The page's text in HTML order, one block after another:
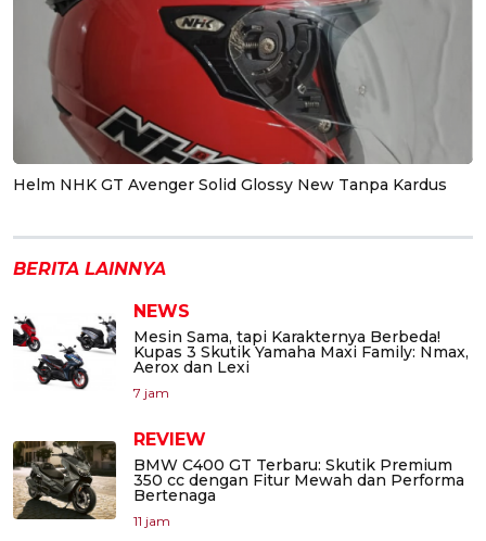
Helm NHK GT Avenger Solid Glossy New Tanpa Kardus
BERITA LAINNYA
NEWS
Mesin Sama, tapi Karakternya Berbeda!
Kupas 3 Skutik Yamaha Maxi Family: Nmax,
Aerox dan Lexi
7 jam
REVIEW
BMW C400 GT Terbaru: Skutik Premium
350 cc dengan Fitur Mewah dan Performa
Bertenaga
11 jam